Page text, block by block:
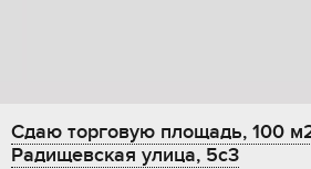
Сдаю торговую площадь, 100
Радищевская улица, 5с3